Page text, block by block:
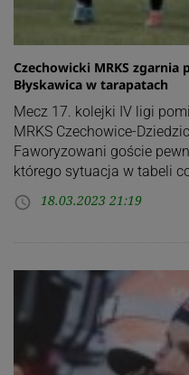
Czechowicki MRKS
Błyskawica w tarapatach
Mecz 17. kolejki IV ligi
MRKS Czechowice-
Faworyzowani goście
którego sytuacja w tabeli
access_time 18.03.2023 21:19